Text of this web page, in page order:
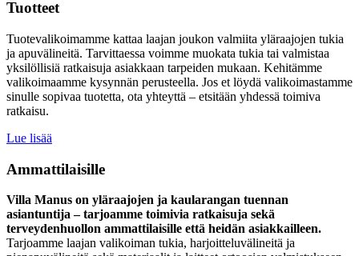
Tuotteet
Tuotevalikoimamme kattaa laajan joukon valmiita yläraajojen tukia
ja apuvälineitä. Tarvittaessa voimme muokata tukia tai valmistaa
yksilöllisiä ratkaisuja asiakkaan tarpeiden mukaan. Kehitämme
valikoimaamme kysynnän perusteella. Jos et löydä valikoimastamme
sinulle sopivaa tuotetta, ota yhteyttä – etsitään yhdessä toimiva
ratkaisu.
Lue lisää
Ammattilaisille
Villa Manus on yläraajojen ja kaularangan tuennan
asiantuntija – tarjoamme toimivia ratkaisuja sekä
terveydenhuollon ammattilaisille että heidän asiakkailleen.
Tarjoamme laajan valikoiman tukia, harjoitteluvälineitä ja